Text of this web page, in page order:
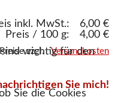
inkl. MwSt.:
6,00 €
Preis / 100 g:
4,00 €
zzgl.Versandkosten
Sie mich!
wichtig für den
Sie die Cookies